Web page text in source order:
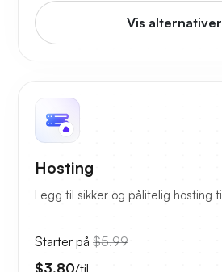
Vis alternativer
Hosting
Legg til sikker og pålitelig hosting
Starter på $5.99
$3.80/til